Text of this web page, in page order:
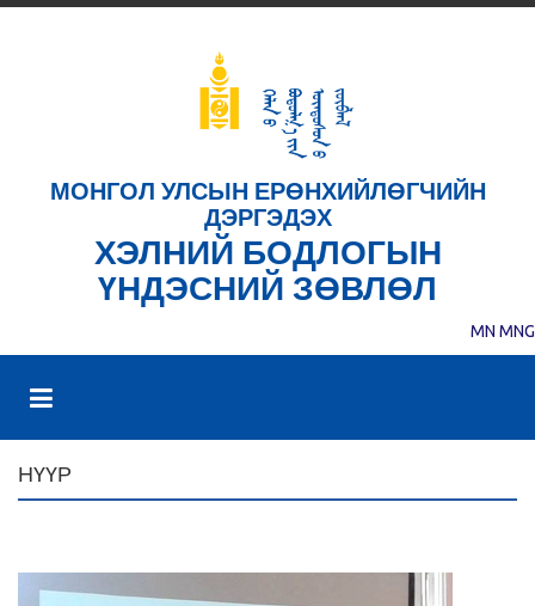
МОНГОЛ УЛСЫН ЕРӨНХИЙЛӨГЧИЙН
ДЭРГЭДЭХ
ХЭЛНИЙ БОДЛОГЫН
ҮНДЭСНИЙ ЗӨВЛӨЛ
MN MNG
НҮҮР